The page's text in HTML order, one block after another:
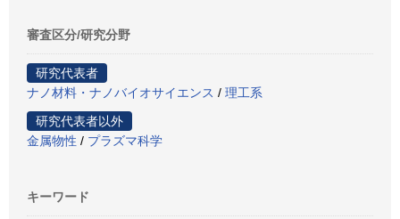
審査区分/研究分野
研究代表者
ナノ材料・ナノバイオサイエンス / 理工系
研究代表者以外
金属物性 / プラズマ科学
キーワード